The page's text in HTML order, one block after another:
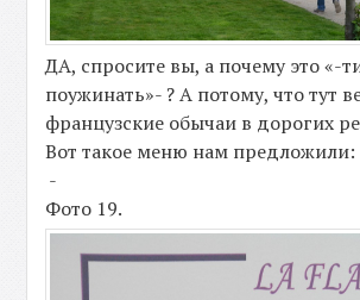
ДА, спросите вы, а почему это «-
поужинать»- ? А потому, что тут
французские обычаи в дорогих
Вот такое меню нам предложили:
-
Фото 19.